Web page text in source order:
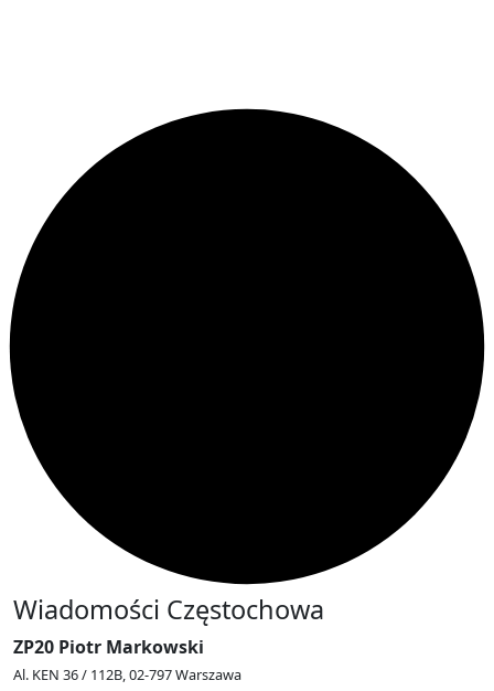
Wiadomości Częstochowa
ZP20 Piotr Markowski
Al. KEN 36 / 112B, 02-797 Warszawa